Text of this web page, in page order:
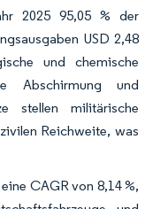
2025 95,05 % der
USD 2,48
und chemische
Abschirmung und
stellen militärische
Reichweite, was
CAGR von 8,14 %,